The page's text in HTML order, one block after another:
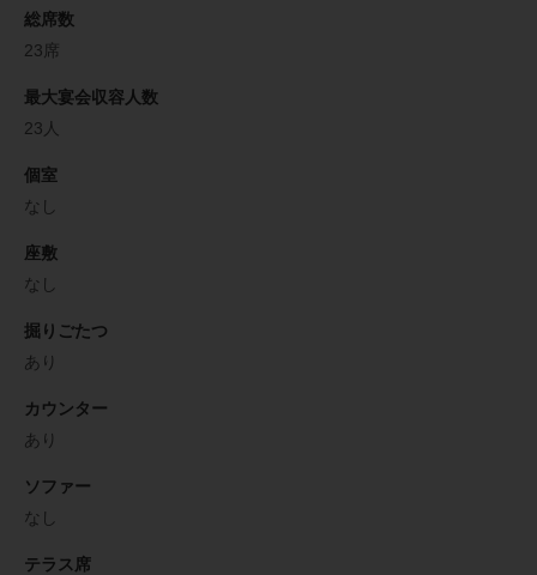
総席数
23席
最大宴会収容人数
23人
個室
なし
座敷
なし
掘りごたつ
あり
カウンター
あり
ソファー
なし
テラス席